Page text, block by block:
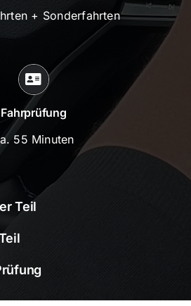
+ Sonderfahrten
Fahrprüfung
55 Minuten
Teil